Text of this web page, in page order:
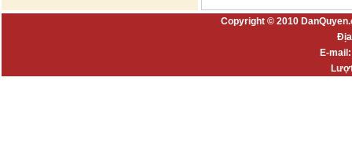
Copyright © 2010
E-